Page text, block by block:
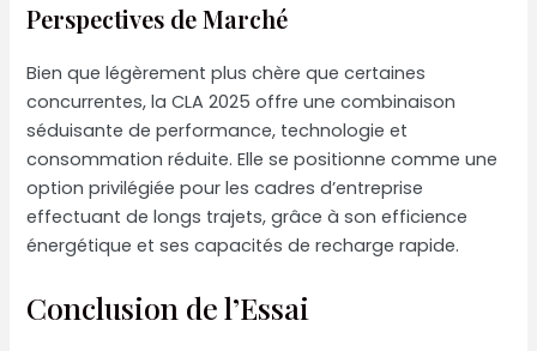
Perspectives de Marché
Bien que légèrement plus chère que certaines
concurrentes, la CLA 2025 offre une combinaison
séduisante de performance, technologie et
consommation réduite. Elle se positionne comme une
option privilégiée pour les cadres d’entreprise
effectuant de longs trajets, grâce à son efficience
énergétique et ses capacités de recharge rapide.
Conclusion de l’Essai